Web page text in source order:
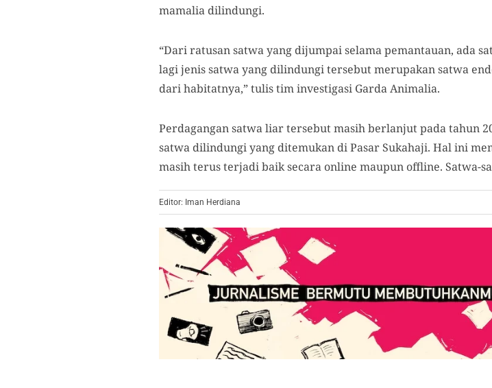
mamalia dilindungi.
“Dari ratusan satwa yang dijumpai selama pemantauan, ada
lagi jenis satwa yang dilindungi tersebut merupakan satwa
dari habitatnya,” tulis tim investigasi Garda Animalia.
Perdagangan satwa liar tersebut masih berlanjut pada tahun
satwa dilindungi yang ditemukan di Pasar Sukahaji. Hal ini
masih terus terjadi baik secara online maupun offline. Satwa-
Editor: Iman Herdiana